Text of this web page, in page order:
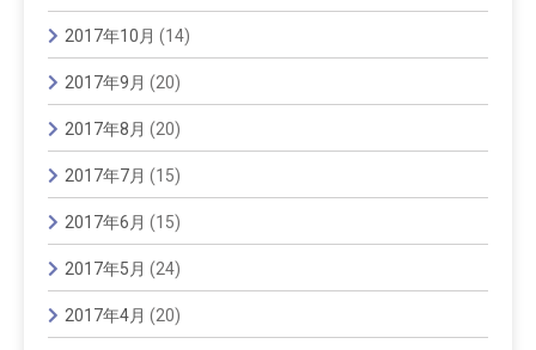
2017年10月 (14)
2017年9月 (20)
2017年8月 (20)
2017年7月 (15)
2017年6月 (15)
2017年5月 (24)
2017年4月 (20)